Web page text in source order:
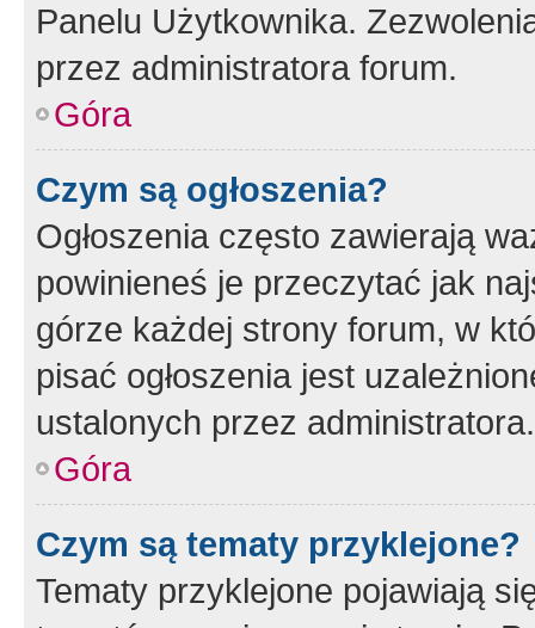
Panelu Użytkownika.
przez administratora forum.
Góra
Czym są ogłoszenia?
Ogłoszenia często zawierają
powinieneś je przeczytać jak
górze każdej strony forum, w
pisać ogłoszenia jest
ustalonych przez administratora.
Góra
Czym są tematy przyklejone?
Tematy przyklejone pojawiają